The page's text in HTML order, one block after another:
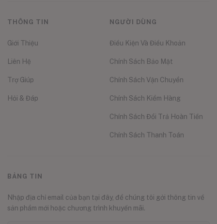
THÔNG TIN
Giới Thiệu
Liên Hệ
Trợ Giúp
Hỏi & Đáp
NGƯỜI DÙNG
Điều Kiện Và Điều Khoản
Chính Sách Bảo Mật
Chính Sách Vận Chuyển
Chính Sách Kiểm Hàng
Chính Sách Đổi Trả Hoàn Tiền
Chính Sách Thanh Toán
BẢNG TIN
Nhập địa chỉ email của bạn tại đây, để chúng tôi gởi thông tin về
sản phẩm mới hoặc chương trình khuyến mãi.